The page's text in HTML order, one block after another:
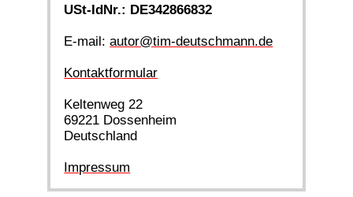
USt-IdNr.: DE342866832
E-mail:autor@tim-deutschmann.de
Kontaktformular
Keltenweg 22
69221 Dossenheim
Deutschland
Impressum